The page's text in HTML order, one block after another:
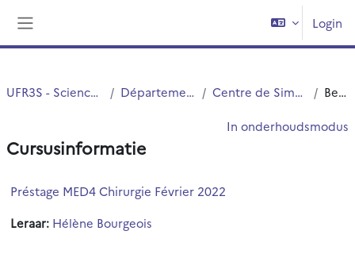
Login
UFR3S - Sciences de Santé et du Sport Département UFR3S - Médecine Centre de Simulation en santé PRESAGE Beschrijving
In onderhoudsmodus
Cursusinformatie
Préstage MED4 Chirurgie Février 2022
Leraar: Hélène Bourgeois